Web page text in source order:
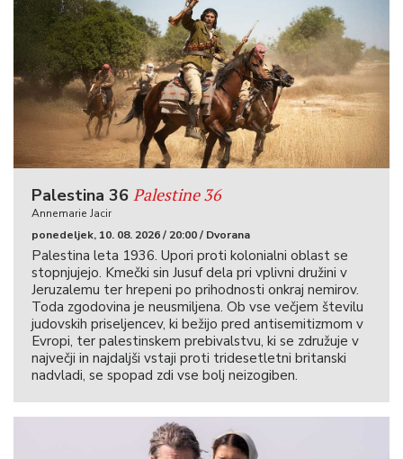
Palestina 36 Palestine 36
Annemarie Jacir
ponedeljek, 10. 08. 2026 / 20:00 / Dvorana
Palestina leta 1936. Upori proti kolonialni oblast se
stopnjujejo. Kmečki sin Jusuf dela pri vplivni družini v
Jeruzalemu ter hrepeni po prihodnosti onkraj nemirov.
Toda zgodovina je neusmiljena. Ob vse večjem številu
judovskih priseljencev, ki bežijo pred antisemitizmom v
Evropi, ter palestinskem prebivalstvu, ki se združuje v
največji in najdaljši vstaji proti tridesetletni britanski
nadvladi, se spopad zdi vse bolj neizogiben.